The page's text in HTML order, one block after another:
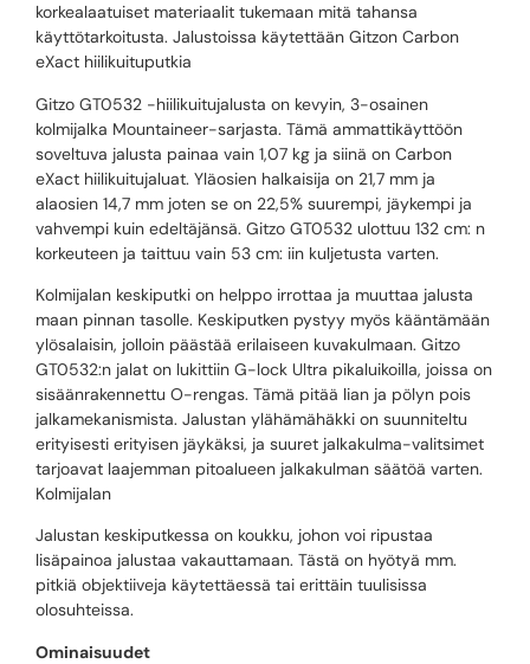
korkealaatuiset materiaalit tukemaan mitä tahansa
käyttötarkoitusta. Jalustoissa käytettään Gitzon Carbon
eXact hiilikuituputkia
Gitzo GT0532 -hiilikuitujalusta on kevyin, 3-osainen
kolmijalka Mountaineer-sarjasta. Tämä ammattikäyttöön
soveltuva jalusta painaa vain 1,07 kg ja siinä on Carbon
eXact hiilikuitujaluat. Yläosien halkaisija on 21,7 mm ja
alaosien 14,7 mm joten se on 22,5% suurempi, jäykempi ja
vahvempi kuin edeltäjänsä. Gitzo GT0532 ulottuu 132 cm: n
korkeuteen ja taittuu vain 53 cm: iin kuljetusta varten.
Kolmijalan keskiputki on helppo irrottaa ja muuttaa jalusta
maan pinnan tasolle. Keskiputken pystyy myös kääntämään
ylösalaisin, jolloin päästää erilaiseen kuvakulmaan. Gitzo
GT0532:n jalat on lukittiin G-lock Ultra pikaluikoilla, joissa on
sisäänrakennettu O-rengas. Tämä pitää lian ja pölyn pois
jalkamekanismista. Jalustan ylähämähäkki on suunniteltu
erityisesti erityisen jäykäksi, ja suuret jalkakulma-valitsimet
tarjoavat laajemman pitoalueen jalkakulman säätöä varten.
Kolmijalan
Jalustan keskiputkessa on koukku, johon voi ripustaa
lisäpainoa jalustaa vakauttamaan. Tästä on hyötyä mm.
pitkiä objektiiveja käytettäessä tai erittäin tuulisissa
olosuhteissa.
Ominaisuudet